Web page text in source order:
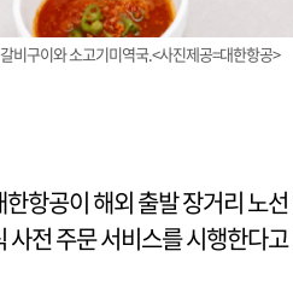
비구이와 소고기미역국.<사진제공=대한항공>
한항공이 해외 출발 장거리 노
사전 주문 서비스를 시행한다